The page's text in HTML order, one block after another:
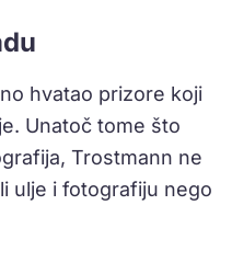
hvatao prizore koji
Unatoč tome što
Trostmann ne
ulje i fotografiju nego